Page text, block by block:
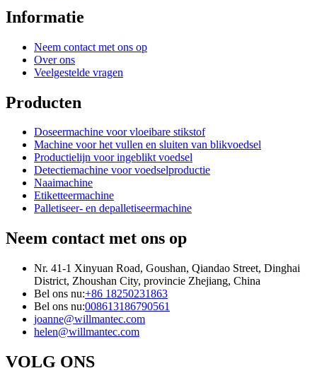
Informatie
Neem contact met ons op
Over ons
Veelgestelde vragen
Producten
Doseermachine voor vloeibare stikstof
Machine voor het vullen en sluiten van blikvoedsel
Productielijn voor ingeblikt voedsel
Detectiemachine voor voedselproductie
Naaimachine
Etiketteermachine
Palletiseer- en depalletiseermachine
Neem contact met ons op
Nr. 41-1 Xinyuan Road, Goushan, Qiandao Street, Dinghai
District, Zhoushan City, provincie Zhejiang, China
Bel ons nu:+86 18250231863
Bel ons nu:008613186790561
joanne@willmantec.com
helen@willmantec.com
VOLG ONS